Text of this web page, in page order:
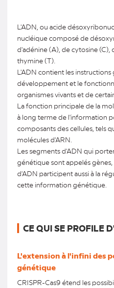
L'ADN, ou acide
nucléique composé de
d'adénine (A), de cytosine (C),
thymine (T).
L'ADN contient les instructions
développement et le
organismes vivants et de
La fonction principale de la
à long terme de l'information
composants des cellules, tels
molécules d'ARN.
Les segments d'ADN qui
génétique sont appelés gènes,
d'ADN participent aussi à la
cette information génétique.
CE QUI SE PROFILE
L'extension à l'infini des
génétique
CRISPR-Cas9 étend les